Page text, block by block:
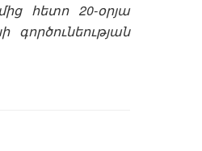
հետո 20-օրյա